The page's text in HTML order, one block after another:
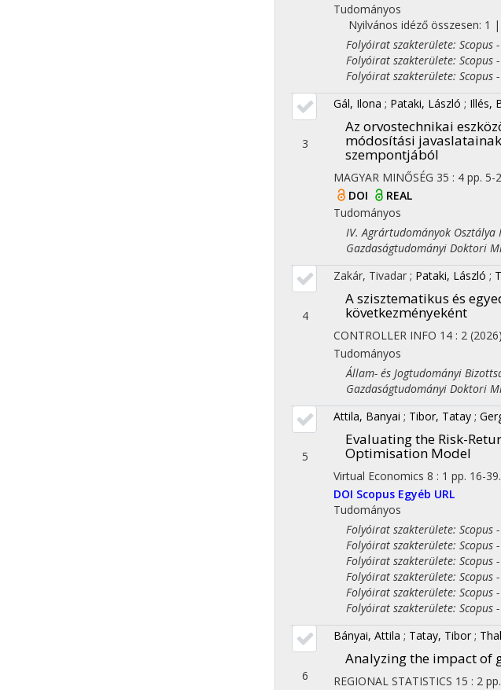
Tudományos
Nyilvános idéző összesen: 1
Folyóirat szakterülete: Scopus
Folyóirat szakterülete: Scopus
Folyóirat szakterülete: Scopus
3
Gál, Ilona ; Pataki, László ; Illés,
Az orvostechnikai
módosítási
szempontjából
MAGYAR MINŐSÉG 35 : 4 pp. 5-
DOI
REAL
Tudományos
IV. Agrártudományok Osztálya
Gazdaságtudományi Doktori
4
Zakár, Tivadar ; Pataki, László ;
A szisztematikus és
következményeként
CONTROLLER INFO 14 : 2 (2026)
Tudományos
Állam- és Jogtudományi
Gazdaságtudományi Doktori
5
Attila, Banyai ; Tibor, Tatay ;
Evaluating the Risk-
Optimisation Model
Virtual Economics 8 : 1 pp. 16-
DOI Scopus Egyéb URL
Tudományos
Folyóirat szakterülete: Scopus
Folyóirat szakterülete: Scopus
Folyóirat szakterülete: Scopus
Folyóirat szakterülete: Scopus
Folyóirat szakterülete: Scopus
Folyóirat szakterülete: Scopus
6
Bányai, Attila ; Tatay, Tibor ;
Analyzing the impact of
REGIONAL STATISTICS 15 : 2